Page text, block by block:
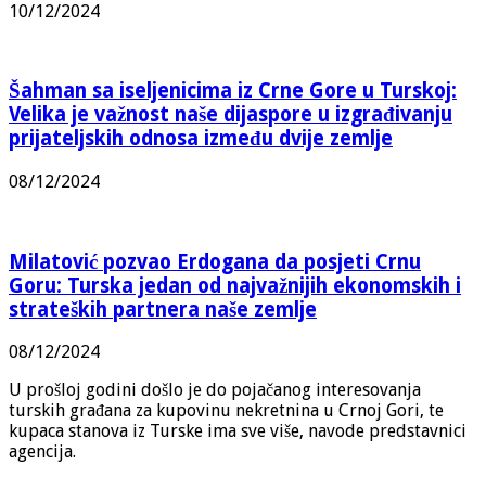
10/12/2024
Šahman sa iseljenicima iz Crne Gore u Turskoj:
Velika je važnost naše dijaspore u izgrađivanju
prijateljskih odnosa između dvije zemlje
08/12/2024
Milatović pozvao Erdogana da posjeti Crnu
Goru: Turska jedan od najvažnijih ekonomskih i
strateških partnera naše zemlje
08/12/2024
U prošloj godini došlo je do pojačanog interesovanja
turskih građana za kupovinu nekretnina u Crnoj Gori, te
kupaca stanova iz Turske ima sve više, navode predstavnici
agencija.